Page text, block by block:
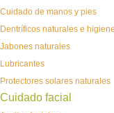
Cuidado de manos y pies
Dentríficos naturales e
Jabones naturales
Lubricantes
Protectores solares naturales
Cuidado facial